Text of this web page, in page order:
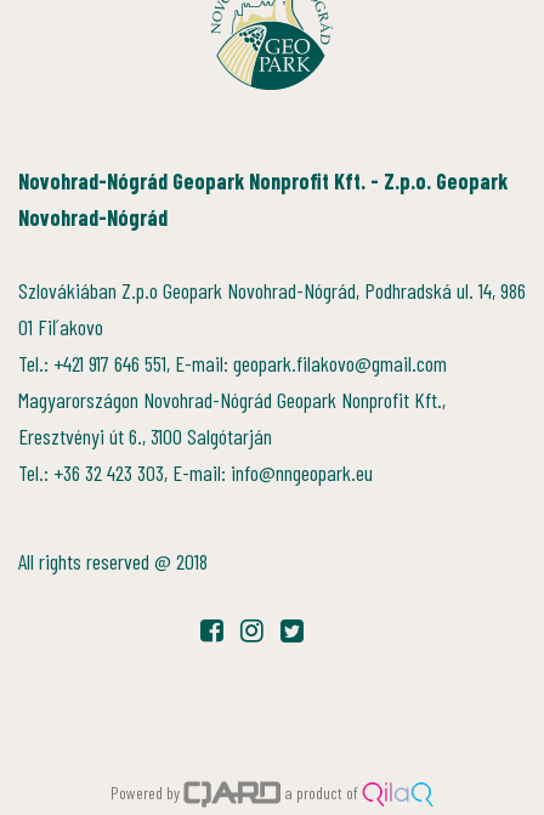
Novohrad-Nógrád Geopark Nonprofit Kft. - Z.p.o. Geopark
Novohrad-Nógrád
Szlovákiában Z.p.o Geopark Novohrad-Nógrád, Podhradská ul. 14, 986
01 Fiľakovo
Tel.: +421 917 646 551, E-mail: geopark.filakovo@gmail.com
Magyarországon Novohrad-Nógrád Geopark Nonprofit Kft.,
Eresztvényi út 6., 3100 Salgótarján
Tel.: +36 32 423 303, E-mail: info@nngeopark.eu
All rights reserved @ 2018
Powered by a product of